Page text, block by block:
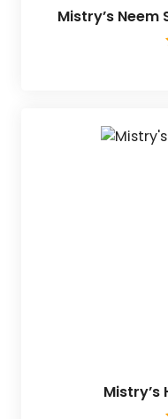
Mistry’s
Mistry’s